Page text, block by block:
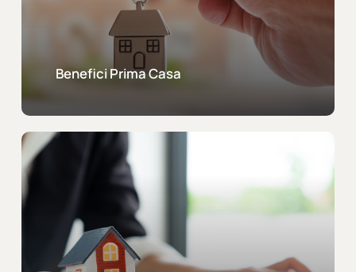
Benefici Prima Casa